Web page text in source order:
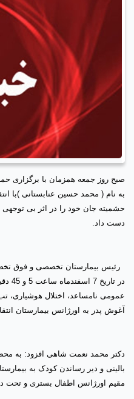
صبح روز جمعه همزمان با برگزاری
به نام ( محمد حسین عنابستانی )با
حشمیته جان خود را در اثر بی توجهی
دست داد.
رئیس بیمارستان تخصصی و فوق
آغوش پدر به اورژانس بیمارستان
دکتر محمد نعمت شاهی افزود: به
بالینی و دیر رساندن کودک به
مقیم اورژانس اطفال بستری و تحت